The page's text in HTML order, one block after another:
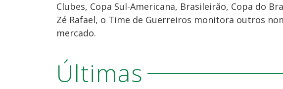
Clubes, Copa Sul-Americana, Brasileirão, Copa do
Zé Rafael, o Time de Guerreiros monitora outros
mercado.
Últimas